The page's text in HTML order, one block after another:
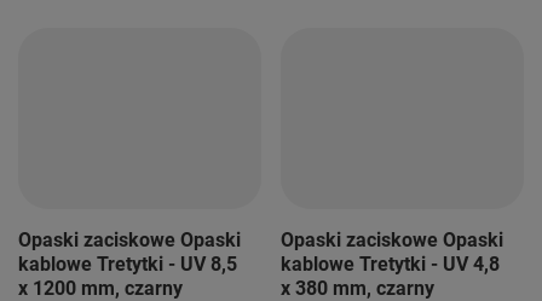
Opaski zaciskowe Opaski
kablowe Tretytki - UV 8,5
x 1200 mm, czarny
Opaski zaciskowe Opaski
kablowe Tretytki - UV 4,8
x 380 mm, czarny